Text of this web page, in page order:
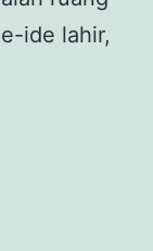
ide lahir,